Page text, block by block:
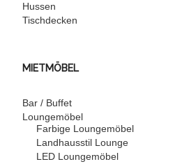
Hussen
Tischdecken
MIETMÖBEL
Bar / Buffet
Loungemöbel
Farbige Loungemöbel
Landhausstil Lounge
LED Loungemöbel